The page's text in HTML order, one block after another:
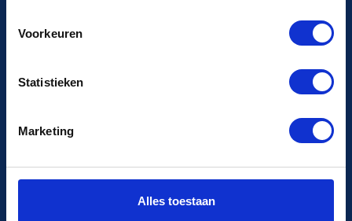
Voorkeuren
Statistieken
Marketing
Alles toestaan
steigende Gaspreise gekennzeichnet ist, trifft viele
Branchen hart. Scharff Technik ist sich dieser
Herausforderung bewusst und bemüht sich um
Umstellung auf elektrische Dampferzeugung ist eine
dieser Lösungen, die nicht nur hilft, Kosten zu
Produktion beiträgt.